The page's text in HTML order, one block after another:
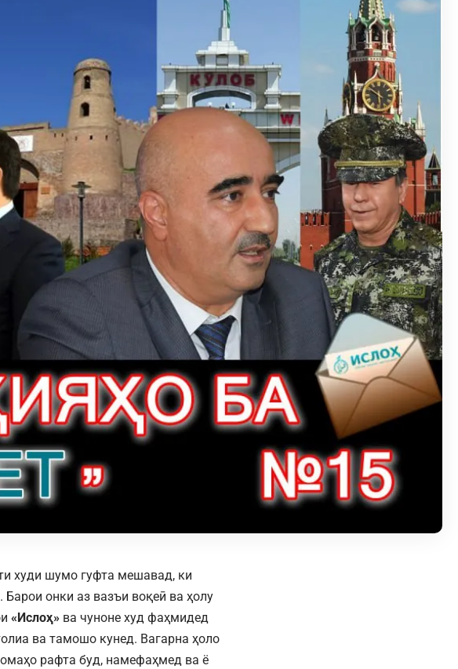
худи шумо гуфта мешавад, ки
онки аз вазъи воқеӣ ва ҳолу
«Ислоҳ» ва чуноне худ фаҳмидед
ва тамошо кунед. Вагарна ҳоло
рафта буд, намефаҳмед ва ё